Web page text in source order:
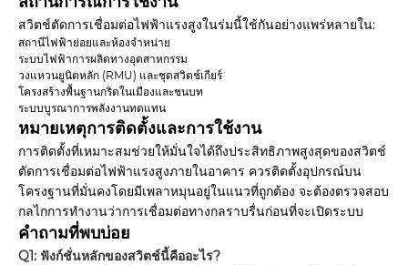
สวิตช์ตัดการเชื่อมต่อไฟฟ้าแรงสูงในร่มนี้ใช้กันอย่างแพร่หลายใน:
สถานีไฟฟ้าย่อยและห้องจำหน่าย
ระบบไฟฟ้าการผลิตทางอุตสาหกรรม
วงแหวนยูนิตหลัก (RMU) และชุดสวิตช์เกียร์
โครงสร้างพื้นฐานกริดในเมืองและชนบท
ระบบบูรณาการพลังงานทดแทน
หมายเหตุการติดตั้งและการใช้งาน
การติดตั้งที่เหมาะสมช่วยให้มั่นใจได้ถึงประสิทธิภาพสูงสุดของสวิตช์
ตัดการเชื่อมต่อไฟฟ้าแรงสูงภายในอาคาร ควรติดตั้งอุปกรณ์บน
โครงฐานที่มั่นคงโดยมีเพลาหมุนอยู่ในแนวที่ถูกต้อง จะต้องตรวจสอบ
กลไกการทำงานว่าการเชื่อมต่อทางกลราบรื่นก่อนที่จะเปิดระบบ
คำถามที่พบบ่อย
Q1: ฟังก์ชั่นหลักของสวิตช์นี้คืออะไร?